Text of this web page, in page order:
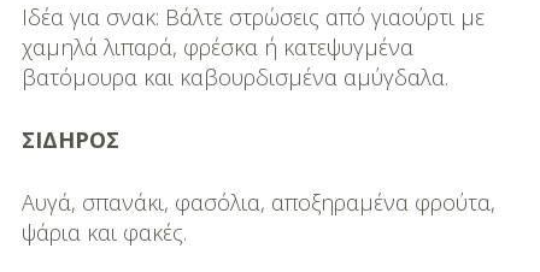
Ιδέα για σνακ: Βάλτε στρώσεις από γιαούρτι με
χαμηλά λιπαρά, φρέσκα ή κατεψυγμένα
βατόμουρα και καβουρδισμένα αμύγδαλα.
ΣΙΔΗΡΟΣ
Αυγά, σπανάκι, φασόλια, αποξηραμένα φρούτα,
ψάρια και φακές.